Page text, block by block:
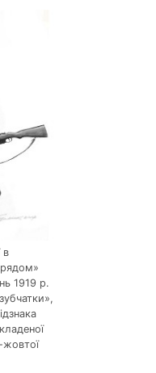
в
1919 р.